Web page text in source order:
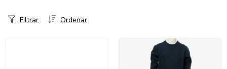
Ordenar
Filtrar